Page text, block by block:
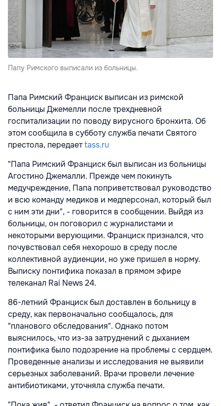
Папу Римского выписали из больницы.
Папа Римский Франциск выписан из римской
больницы Джемелли после трехдневной
госпитализации по поводу вирусного бронхита. Об
этом сообщила в субботу служба печати Святого
престола, передаетtass.ru
"Папа Римский Франциск был выписан из больницы
Агостино Джемалли. Прежде чем покинуть
медучреждение, Папа поприветствовал руководство
и всю команду медиков и медперсонал, который был
с ним эти дни", - говорится в сообщении. Выйдя из
больницы, он поговорил с журналистами и
некоторыми верующими. Франциск признался, что
почувствовал себя нехорошо в среду после
коллективной аудиенции, но уже пришел в норму.
Выписку понтифика показал в прямом эфире
телеканал Rai News 24.
86-летний Франциск был доставлен в больницу в
среду, как первоначально сообщалось, для
"планового обследования". Однако потом
выяснилось, что из-за затруднений с дыханием
понтифика было подозрение на проблемы с сердцем.
Проведенные анализы и исследования не выявили
серьезных заболеваний. Врачи провели лечение
антибиотиками, уточняла служба печати.